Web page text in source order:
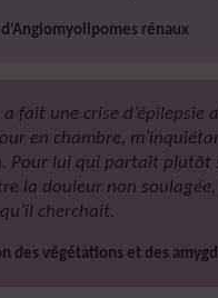
rénaux
fait une crise d’épilepsie
en chambre,
Pour lui qui partait plutôt
la douleur non
cherchait.
des végétations et des